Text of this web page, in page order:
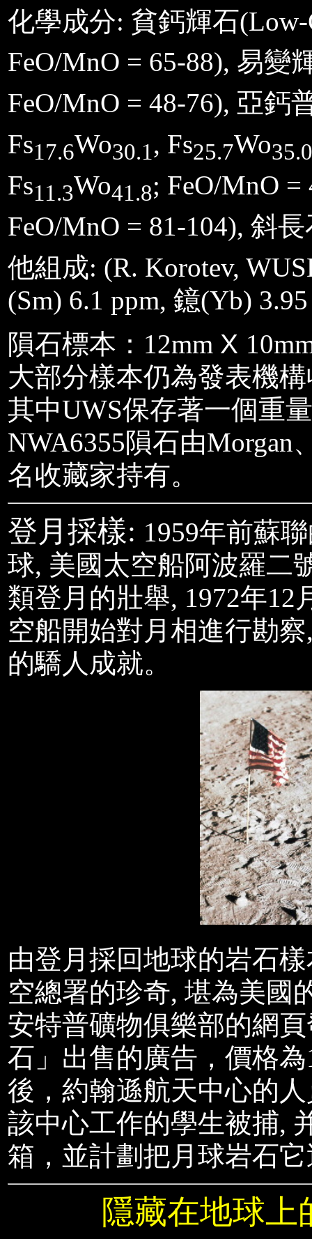
化學成分: 貧鈣輝石(Low-
FeO/MnO = 65-88), 易變
FeO/MnO = 48-76), 亞鈣
Fs17.6Wo30.1, Fs25.7Wo35.0
Fs11.3Wo41.8; FeO/MnO
FeO/MnO = 81-104), 斜
他組成: (R. Korotev,
(Sm) 6.1 ppm, 鐿(Yb)
隕石標本：12mm X
大部分樣本仍為發表機
其中UWS保存著一個重
NWA6355隕石由Morgan
名收藏家持有。
登月採樣: 1959年前蘇
球, 美國太空船阿波羅二
類登月的壯舉, 1972年
空船開始對月相進行勘察
的驕人成就。
由登月採回地球的岩石
空總署的珍奇, 堪為美國
安特普礦物俱樂部的網
石」出售的廣告，價格
後，約翰遜航天中心的
該中心工作的學生被捕,
箱，並計劃把月球岩石
隱藏在地球上